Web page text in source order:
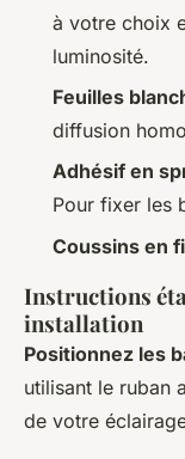
à votre choix
luminosité.
Feuilles
diffusion
Adhésif en
Pour fixer les
Coussins en
Instructions
installation
Positionnez les
utilisant le ruban
de votre